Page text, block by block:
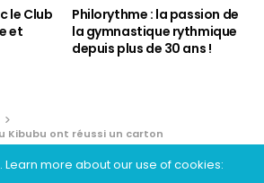
le Club
et
Philorythme : la passion de
la gymnastique rythmique
depuis plus de 30 ans !
Kibubu ont réussi un carton
Learn more about our use of cookies: